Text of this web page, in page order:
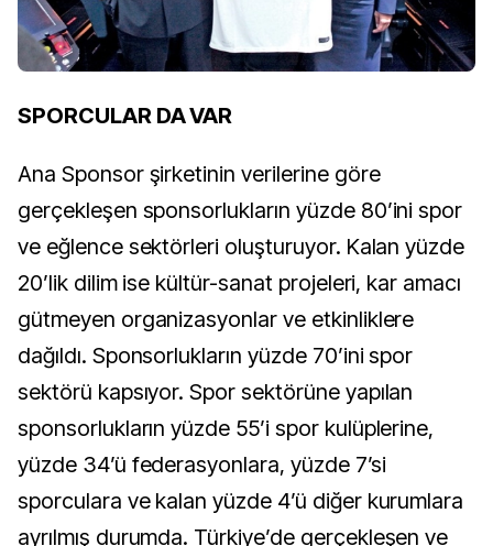
SPORCULAR DA VAR
Ana Sponsor şirketinin verilerine göre
gerçekleşen sponsorlukların yüzde 80’ini spor
ve eğlence sektörleri oluşturuyor. Kalan yüzde
20’lik dilim ise kültür-sanat projeleri, kar amacı
gütmeyen organizasyonlar ve etkinliklere
dağıldı. Sponsorlukların yüzde 70’ini spor
sektörü kapsıyor. Spor sektörüne yapılan
sponsorlukların yüzde 55’i spor kulüplerine,
yüzde 34’ü federasyonlara, yüzde 7’si
sporculara ve kalan yüzde 4’ü diğer kurumlara
ayrılmış durumda. Türkiye’de gerçekleşen ve